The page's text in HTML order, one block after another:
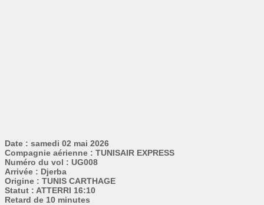
Date : samedi 02 mai 2026
Compagnie aérienne : TUNISAIR EXPRESS
Numéro du vol : UG008
Arrivée : Djerba
Origine : TUNIS CARTHAGE
Statut : ATTERRI 16:10
Retard de 10 minutes